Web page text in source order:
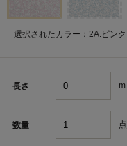
選択されたカラー：2A.ピンク
長さ m
数量 点